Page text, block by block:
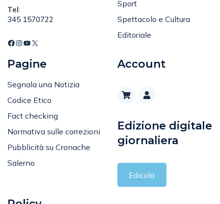
Tel:
345 1570722
Sport
Spettacolo e Cultura
Editoriale
Pagine
Segnala una Notizia
Codice Etico
Fact checking
Normativa sulle correzioni
Pubblicità su Cronache
Salerno
Account
Edizione digitale
giornaliera
Edicola